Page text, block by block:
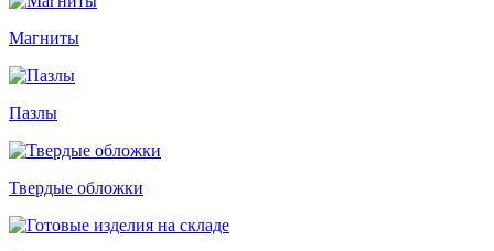
Магниты
Пазлы
Твердые обложки